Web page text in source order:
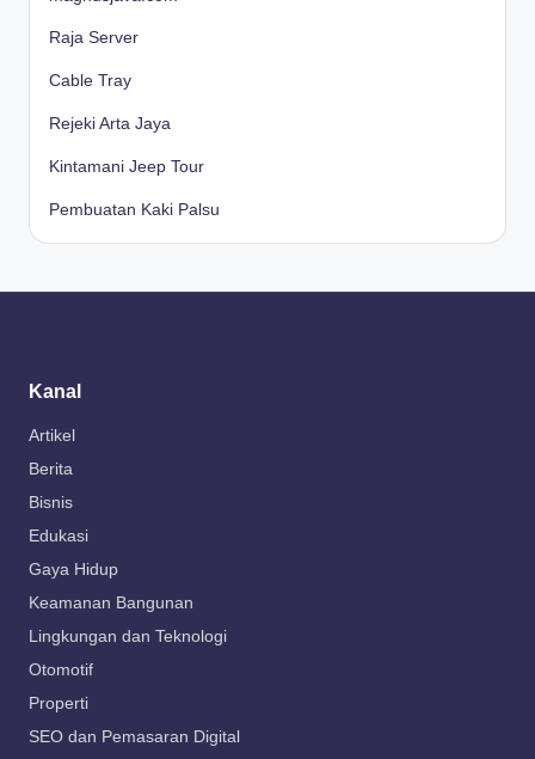
Raja Server
Cable Tray
Rejeki Arta Jaya
Kintamani Jeep Tour
Pembuatan Kaki Palsu
Kanal
Artikel
Berita
Bisnis
Edukasi
Gaya Hidup
Keamanan Bangunan
Lingkungan dan Teknologi
Otomotif
Properti
SEO dan Pemasaran Digital